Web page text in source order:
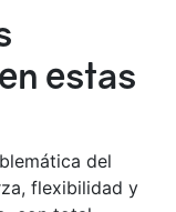
estas
del
flexibilidad y